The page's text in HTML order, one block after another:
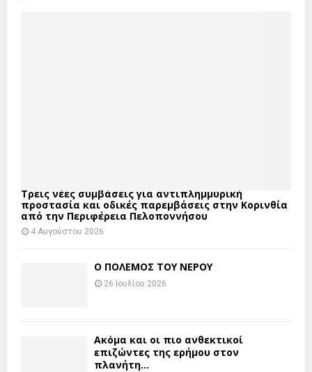
Τρεις νέες συμβάσεις για αντιπλημμυρική
προστασία και οδικές παρεμβάσεις στην Κορινθία
από την Περιφέρεια Πελοποννήσου
4 Αυγούστου 2026
Ο ΠΟΛΕΜΟΣ ΤΟΥ ΝΕΡΟΥ
26 Ιουλίου 2026
Ακόμα και οι πιο ανθεκτικοί
επιζώντες της ερήμου στον
πλανήτη...